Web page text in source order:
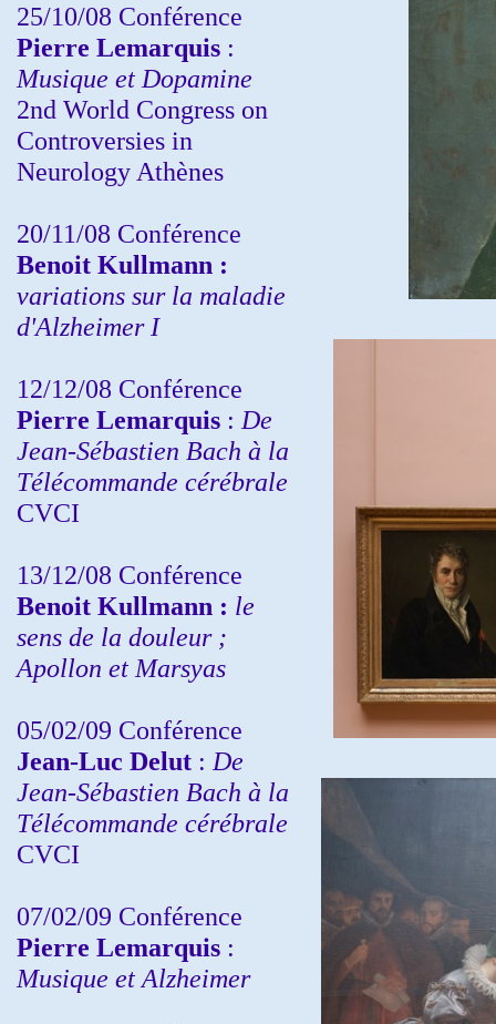
25/10/08 Conférence
Pierre Lemarquis :
Musique et Dopamine
2nd World Congress on
Controversies in
Neurology Athènes
20/11/08 Conférence
Benoit Kullmann :
variations sur la maladie
d'Alzheimer I
12/12/08 Conférence
Pierre Lemarquis : De
Jean-Sébastien Bach à la
Télécommande cérébrale
CVCI
13/12/08 Conférence
Benoit Kullmann : le
sens de la douleur ;
Apollon et Marsyas
05/02/09 Conférence
Jean-Luc Delut : De
Jean-Sébastien Bach à la
Télécommande cérébrale
CVCI
07/02/09 Conférence
Pierre Lemarquis :
Musique et Alzheimer